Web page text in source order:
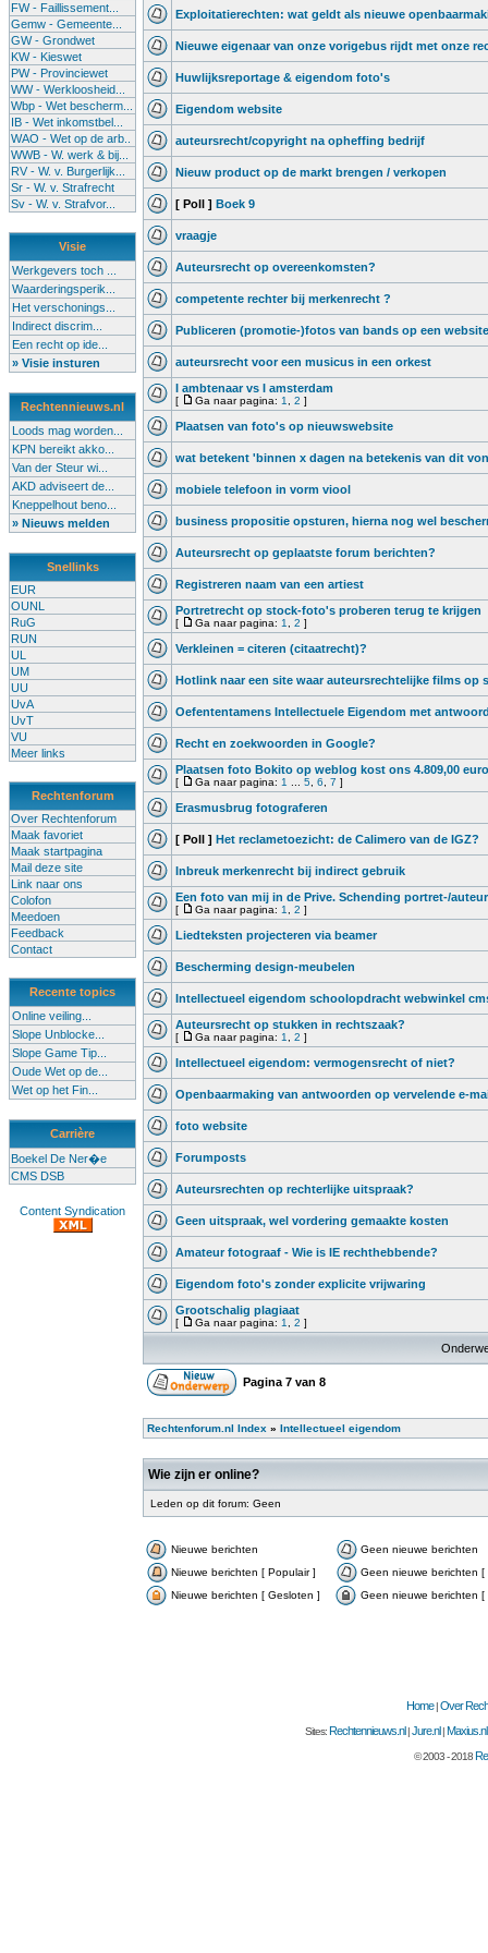
FW - Faillissement...
Gemw - Gemeente...
GW - Grondwet
KW - Kieswet
PW - Provinciewet
WW - Werkloosheid...
Wbp - Wet bescherm...
IB - Wet inkomstbel...
WAO - Wet op de arb..
WWB - W. werk & bij...
RV - W. v. Burgerlijk...
Sr - W. v. Strafrecht
Sv - W. v. Strafvor...
Visie
Werkgevers toch ...
Waarderingsperik...
Het verschonings...
Indirect discrim...
Een recht op ide...
» Visie insturen
Rechtennieuws.nl
Loods mag worden...
KPN bereikt akko...
Van der Steur wi...
AKD adviseert de...
Kneppelhout beno...
» Nieuws melden
Snellinks
EUR
OUNL
RuG
RUN
UL
UM
UU
UvA
UvT
VU
Meer links
Rechtenforum
Over Rechtenforum
Maak favoriet
Maak startpagina
Mail deze site
Link naar ons
Colofon
Meedoen
Feedback
Contact
Recente topics
Online veiling...
Slope Unblocke...
Slope Game Tip...
Oude Wet op de...
Wet op het Fin...
Carrière
Boekel De Ner�e
CMS DSB
Content Syndication
Exploitatierechten: wat geldt als nieuwe
Nieuwe eigenaar van onze vorigebus rijdt met onze
Huwlijksreportage & eigendom foto's
Eigendom website
auteursrecht/copyright na opheffing bedrijf
Nieuw product op de markt brengen / verkopen
[ Poll ] Boek 9
vraagje
Auteursrecht op overeenkomsten?
competente rechter bij merkenrecht ?
Publiceren (promotie-)fotos van bands op een
auteursrecht voor een musicus in een orkest
I ambtenaar vs I amsterdam
[ Ga naar pagina: 1 2 ]
Plaatsen van foto's op nieuwswebsite
wat betekent 'binnen x dagen na betekenis van dit
mobiele telefoon in vorm viool
business propositie opsturen, hierna nog wel
Auteursrecht op geplaatste forum berichten?
Registreren naam van een artiest
Portretrecht op stock-foto's proberen terug te krijgen
[ Ga naar pagina: 1 2 ]
Verkleinen = citeren (citaatrecht)?
Hotlink naar een site waar auteursrechtelijke films op
Oefententamens Intellectuele Eigendom met
Recht en zoekwoorden in Google?
Plaatsen foto Bokito op weblog kost ons 4.809,00
[ Ga naar pagina: 1 5 6 7 ]
Erasmusbrug fotograferen
[ Poll ] Het reclametoezicht: de Calimero van de IGZ?
Inbreuk merkenrecht bij indirect gebruik
Een foto van mij in de Prive. Schending portret-/
[ Ga naar pagina: 1 2 ]
Liedteksten projecteren via beamer
Bescherming design-meubelen
Intellectueel eigendom schoolopdracht webwinkel
Auteursrecht op stukken in rechtszaak?
[ Ga naar pagina: 1 2 ]
Intellectueel eigendom: vermogensrecht of niet?
Openbaarmaking van antwoorden op vervelende e-
foto website
Forumposts
Auteursrechten op rechterlijke uitspraak?
Geen uitspraak, wel vordering gemaakte kosten
Amateur fotograaf - Wie is IE rechthebbende?
Eigendom foto's zonder explicite vrijwaring
Grootschalig plagiaat
[ Ga naar pagina: 1 2 ]
Pagina 7 van 8
Rechtenforum.nl Index » Intellectueel eigendom
Wie zijn er online?
Leden op dit forum: Geen
Nieuwe berichten
Geen nieuwe berichten
Nieuwe berichten [ Populair ]
Geen nieuwe berichten [
Nieuwe berichten [ Gesloten ]
Geen nieuwe berichten [
Home|Over
Sites:Rechtennieuws.nl |Jure.nl |Maxius.nl
© 2003 - 2018